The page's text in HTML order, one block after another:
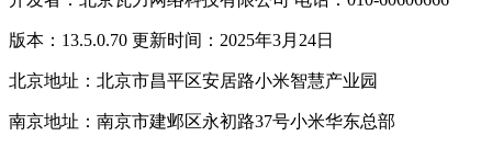
版本：13.5.0.70 更新时间：2025年3月24日
北京地址：北京市昌平区安居路小米智慧产业园
南京地址：南京市建邺区永初路37号小米华东总部